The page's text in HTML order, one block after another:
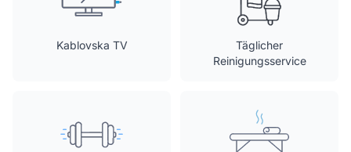
Kablovska TV
Täglicher
Reinigungsservice